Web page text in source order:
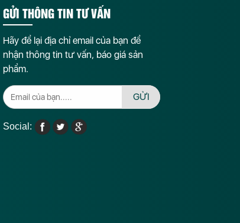
GỬI THÔNG TIN TƯ VẤN
Hãy để lại địa chỉ email của bạn để
nhận thông tin tư vấn, báo giá sản
phẩm.
GỬI
Social: